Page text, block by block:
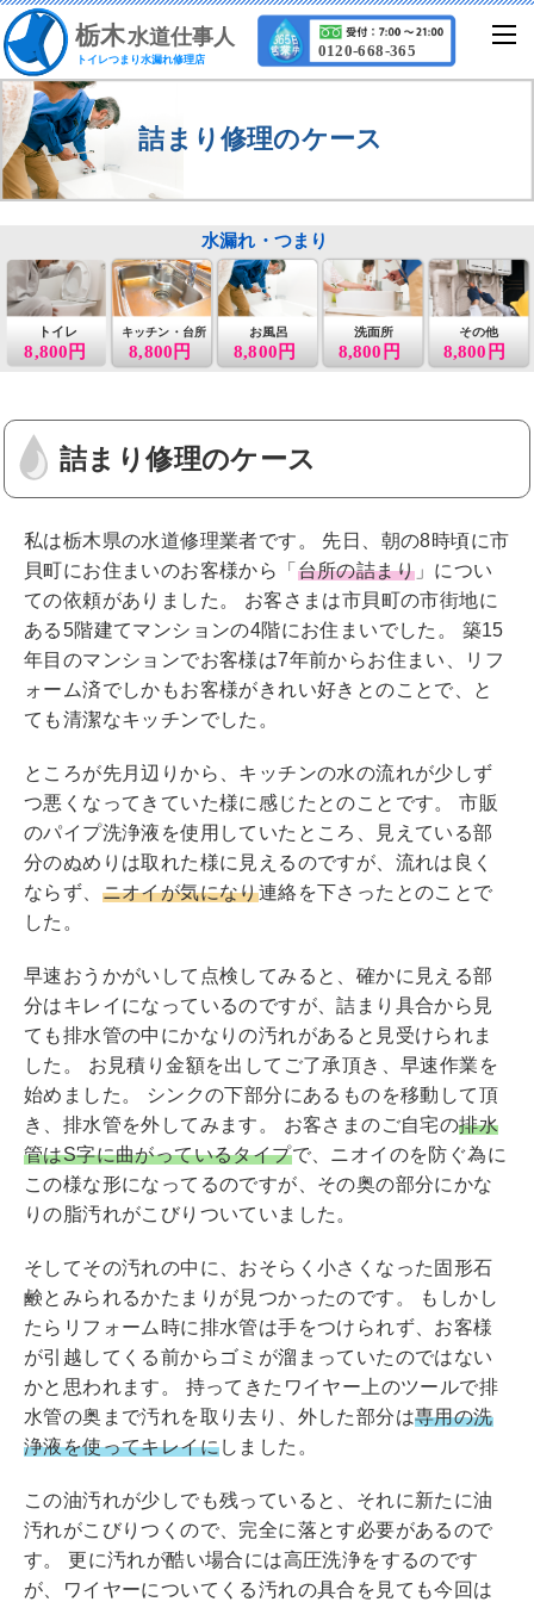
栃木水道仕事人
トイレつまり水漏れ修理店 0120-668-365
詰まり修理のケース
8,800円
トイレ
8,800円
キッチン・台所 お風呂
8,800円
洗面所
8,800円
その他
8,800円
水漏れ・つまり
詰まり修理のケース
私は栃木県の水道修理業者です。 先日、朝の8時頃に市
貝町にお住まいのお客様から「 台所の詰まり 」につい
ての依頼がありました。 お客さまは市貝町の市街地に
ある5階建てマンションの4階にお住まいでした。 築15
年目のマンションでお客様は7年前からお住まい、リフ
ォーム済でしかもお客様がきれい好きとのことで、と
ても清潔なキッチンでした。
ところが先月辺りから、キッチンの水の流れが少しず
つ悪くなってきていた様に感じたとのことです。 市販
のパイプ洗浄液を使用していたところ、見えている部
分のぬめりは取れた様に見えるのですが、流れは良く
ならず、 ニオイが気になり連絡を下さったとのことで
した。
早速おうかがいして点検してみると、確かに見える部
分はキレイになっているのですが、詰まり具合から見
ても排水管の中にかなりの汚れがあると見受けられま
した。 お見積り金額を出してご了承頂き、早速作業を
始めました。 シンクの下部分にあるものを移動して頂
き、排水管を外してみます。 お客さまのご自宅の排水
管はS字に曲がっているタイプで、ニオイのを防ぐ為に
この様な形になってるのですが、その奥の部分にかな
りの脂汚れがこびりついていました。
そしてその汚れの中に、おそらく小さくなった固形石
鹸とみられるかたまりが見つかったのです。 もしかし
たらリフォーム時に排水管は手をつけられず、お客様
が引越してくる前からゴミが溜まっていたのではない
かと思われます。 持ってきたワイヤー上のツールで排
水管の奥まで汚れを取り去り、外した部分は専用の洗
浄液を使ってキレイにしました。
この油汚れが少しでも残っていると、それに新たに油
汚れがこびりつくので、完全に落とす必要があるので
す。 更に汚れが酷い場合には高圧洗浄をするのです
が、ワイヤーについてくる汚れの具合を見ても今回は